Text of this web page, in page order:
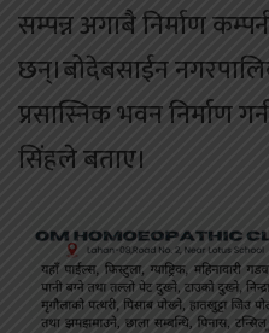
सम्पन्न अगाबै निर्माण
छन्।बोदेबसाईन
प्रसास्निक भवन निर्माण
सिंहले बताए।